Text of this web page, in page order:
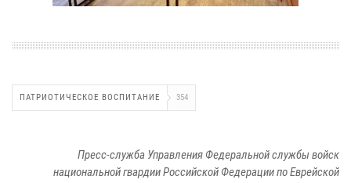
ПАТРИОТИЧЕСКОЕ ВОСПИТАНИЕ 354
Пресс-служба Управления Федеральной службы войск
национальной гвардии Российской Федерации по Еврейской